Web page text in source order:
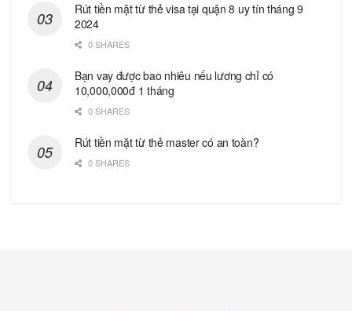
Rút tiền mặt từ thẻ visa tại quận 8 uy tín tháng 9
2024
0 SHARES
Bạn vay được bao nhiêu nếu lương chỉ có
10,000,000đ 1 tháng
0 SHARES
Rút tiền mặt từ thẻ master có an toàn?
0 SHARES